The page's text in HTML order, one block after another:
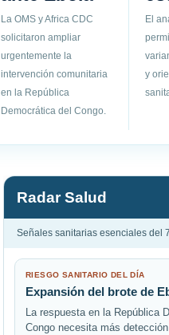
La OMS y Africa CDC
solicitaron ampliar
urgentemente la
intervención comunitaria
en la República
Democrática del Congo.
El
y
Radar Salud
Señales sanitarias esenciales del
RIESGO SANITARIO DEL DÍA
Expansión del brote de
La respuesta en la República
Congo necesita más